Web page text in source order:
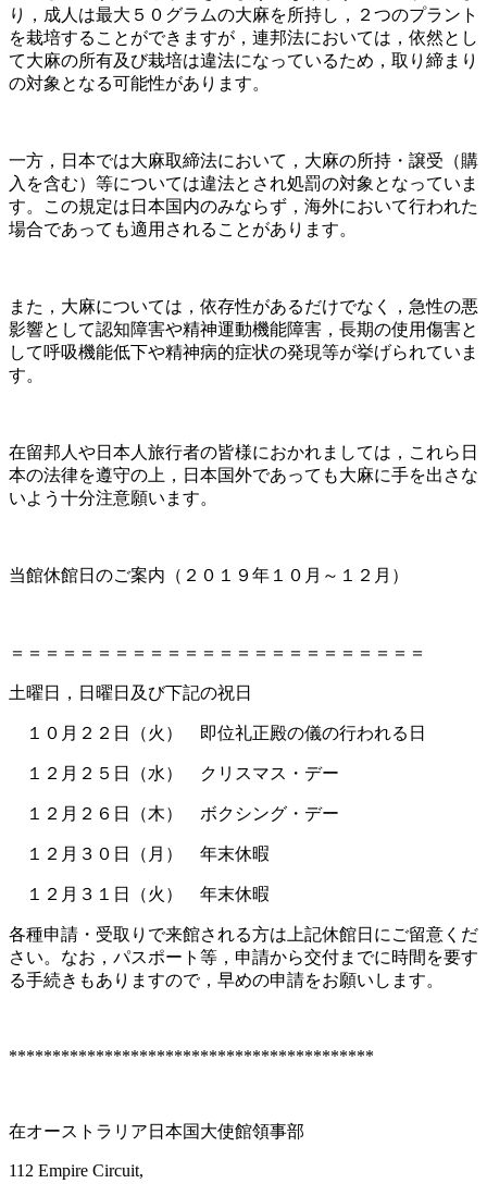
り，成人は最大５０グラムの大麻を所持し，２つのプラント
を栽培することができますが，連邦法においては，依然とし
て大麻の所有及び栽培は違法になっているため，取り締まり
の対象となる可能性があります。
一方，日本では大麻取締法において，大麻の所持・譲受（購
入を含む）等については違法とされ処罰の対象となっていま
す。この規定は日本国内のみならず，海外において行われた
場合であっても適用されることがあります。
また，大麻については，依存性があるだけでなく，急性の悪
影響として認知障害や精神運動機能障害，長期の使用傷害と
して呼吸機能低下や精神病的症状の発現等が挙げられていま
す。
在留邦人や日本人旅行者の皆様におかれましては，これら日
本の法律を遵守の上，日本国外であっても大麻に手を出さな
いよう十分注意願います。
当館休館日のご案内（２０１９年１０月～１２月）
＝＝＝＝＝＝＝＝＝＝＝＝＝＝＝＝＝＝＝＝＝＝＝＝
土曜日，日曜日及び下記の祝日
１０月２２日（火） 即位礼正殿の儀の行われる日
１２月２５日（水） クリスマス・デー
１２月２６日（木） ボクシング・デー
１２月３０日（月） 年末休暇
１２月３１日（火） 年末休暇
各種申請・受取りで来館される方は上記休館日にご留意くだ
さい。なお，パスポート等，申請から交付までに時間を要す
る手続きもありますので，早めの申請をお願いします。
******************************************
在オーストラリア日本国大使館領事部
112 Empire Circuit,